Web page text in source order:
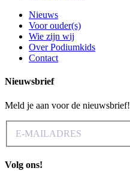
Nieuws
Voor ouder(s)
Wie zijn wij
Over Podiumkids
Contact
Nieuwsbrief
Meld je aan voor de nieuwsbrief!
Volg ons!